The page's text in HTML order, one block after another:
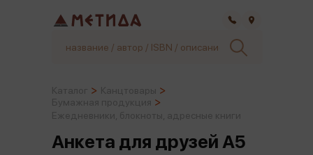
Анкета для друзей А5